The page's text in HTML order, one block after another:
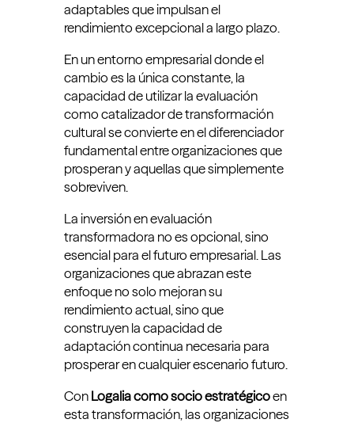
adaptables que impulsan el
rendimiento excepcional a largo plazo.
En un entorno empresarial donde el
cambio es la única constante, la
capacidad de utilizar la evaluación
como catalizador de transformación
cultural se convierte en el diferenciador
fundamental entre organizaciones que
prosperan y aquellas que simplemente
sobreviven.
La inversión en evaluación
transformadora no es opcional, sino
esencial para el futuro empresarial. Las
organizaciones que abrazan este
enfoque no solo mejoran su
rendimiento actual, sino que
construyen la capacidad de
adaptación continua necesaria para
prosperar en cualquier escenario futuro.
ConLogalia como socio estratégicoen
esta transformación, las organizaciones